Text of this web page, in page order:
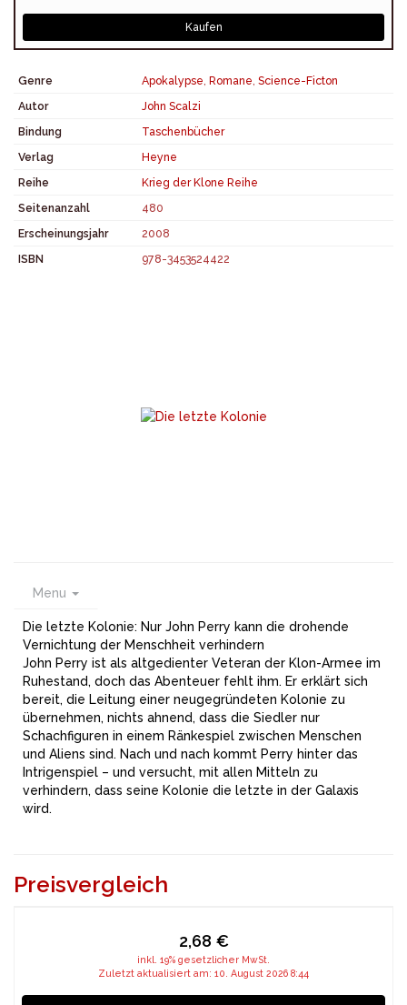
Kaufen
Genre Apokalypse, Romane, Science-Ficton
Autor
John Scalzi
Bindung
Taschenbücher
Verlag
Heyne
Reihe
Krieg der Klone Reihe
Seitenanzahl
480
Erscheinungsjahr
2008
ISBN
978-3453524422
Menu
Die letzte Kolonie: Nur John Perry kann die drohende
Vernichtung der Menschheit verhindern
John Perry ist als altgedienter Veteran der Klon-Armee im
Ruhestand, doch das Abenteuer fehlt ihm. Er erklärt sich
bereit, die Leitung einer neugegründeten Kolonie zu
übernehmen, nichts ahnend, dass die Siedler nur
Schachfiguren in einem Ränkespiel zwischen Menschen
und Aliens sind. Nach und nach kommt Perry hinter das
Intrigenspiel – und versucht, mit allen Mitteln zu
verhindern, dass seine Kolonie die letzte in der Galaxis
wird.
Preisvergleich
2,68 €
inkl. 19% gesetzlicher MwSt.
Zuletzt aktualisiert am: 10. August 2026 8:44